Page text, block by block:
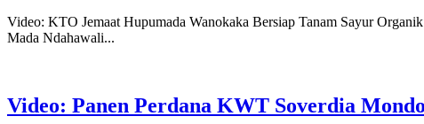
Video: KTO Jemaat Hupumada Wanokaka Bersiap Tanam Sayur
Mada Ndahawali...
Video: Panen Perdana KWT Soverdia